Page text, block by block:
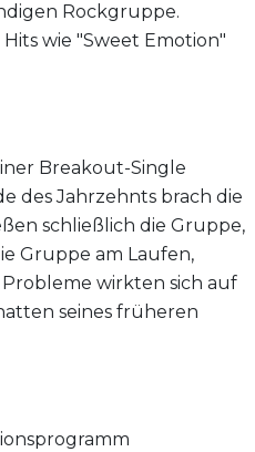
Rockgruppe.
wie "Sweet Emotion"
Breakout-Single
des Jahrzehnts brach die
schließlich die Gruppe,
Gruppe am Laufen,
wirkten sich auf
seines früheren